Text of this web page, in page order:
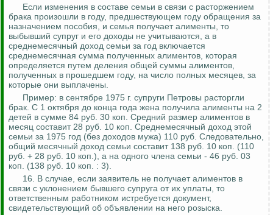
Если изменения в составе семьи в связи с расторжением
брака произошли в году, предшествующем году обращения за
назначением пособия, и семья получает алименты, то
выбывший супруг и его доходы не учитываются, а в
среднемесячный доход семьи за год включается
среднемесячная сумма полученных алиментов, которая
определяется путем деления общей суммы алиментов,
полученных в прошедшем году, на число полных месяцев, за
которые они выплачены.
Пример: в сентябре 1975 г. супруги Петровы расторгли
брак. С 1 октября до конца года жена получила алименты на 2
детей в сумме 84 руб. 30 коп. Средний размер алиментов в
месяц составит 28 руб. 10 коп. Среднемесячный доход этой
семьи за 1975 год (без доходов мужа) 110 руб. Следовательно,
общий месячный доход семьи составит 138 руб. 10 коп. (110
руб. + 28 руб. 10 коп.), а на одного члена семьи - 46 руб. 03
коп. (138 руб. 10 коп. : 3).
16. В случае, если заявитель не получает алиментов в
связи с уклонением бывшего супруга от их уплаты, то
ответственным работником истребуется документ,
свидетельствующий об объявлении на него розыска.